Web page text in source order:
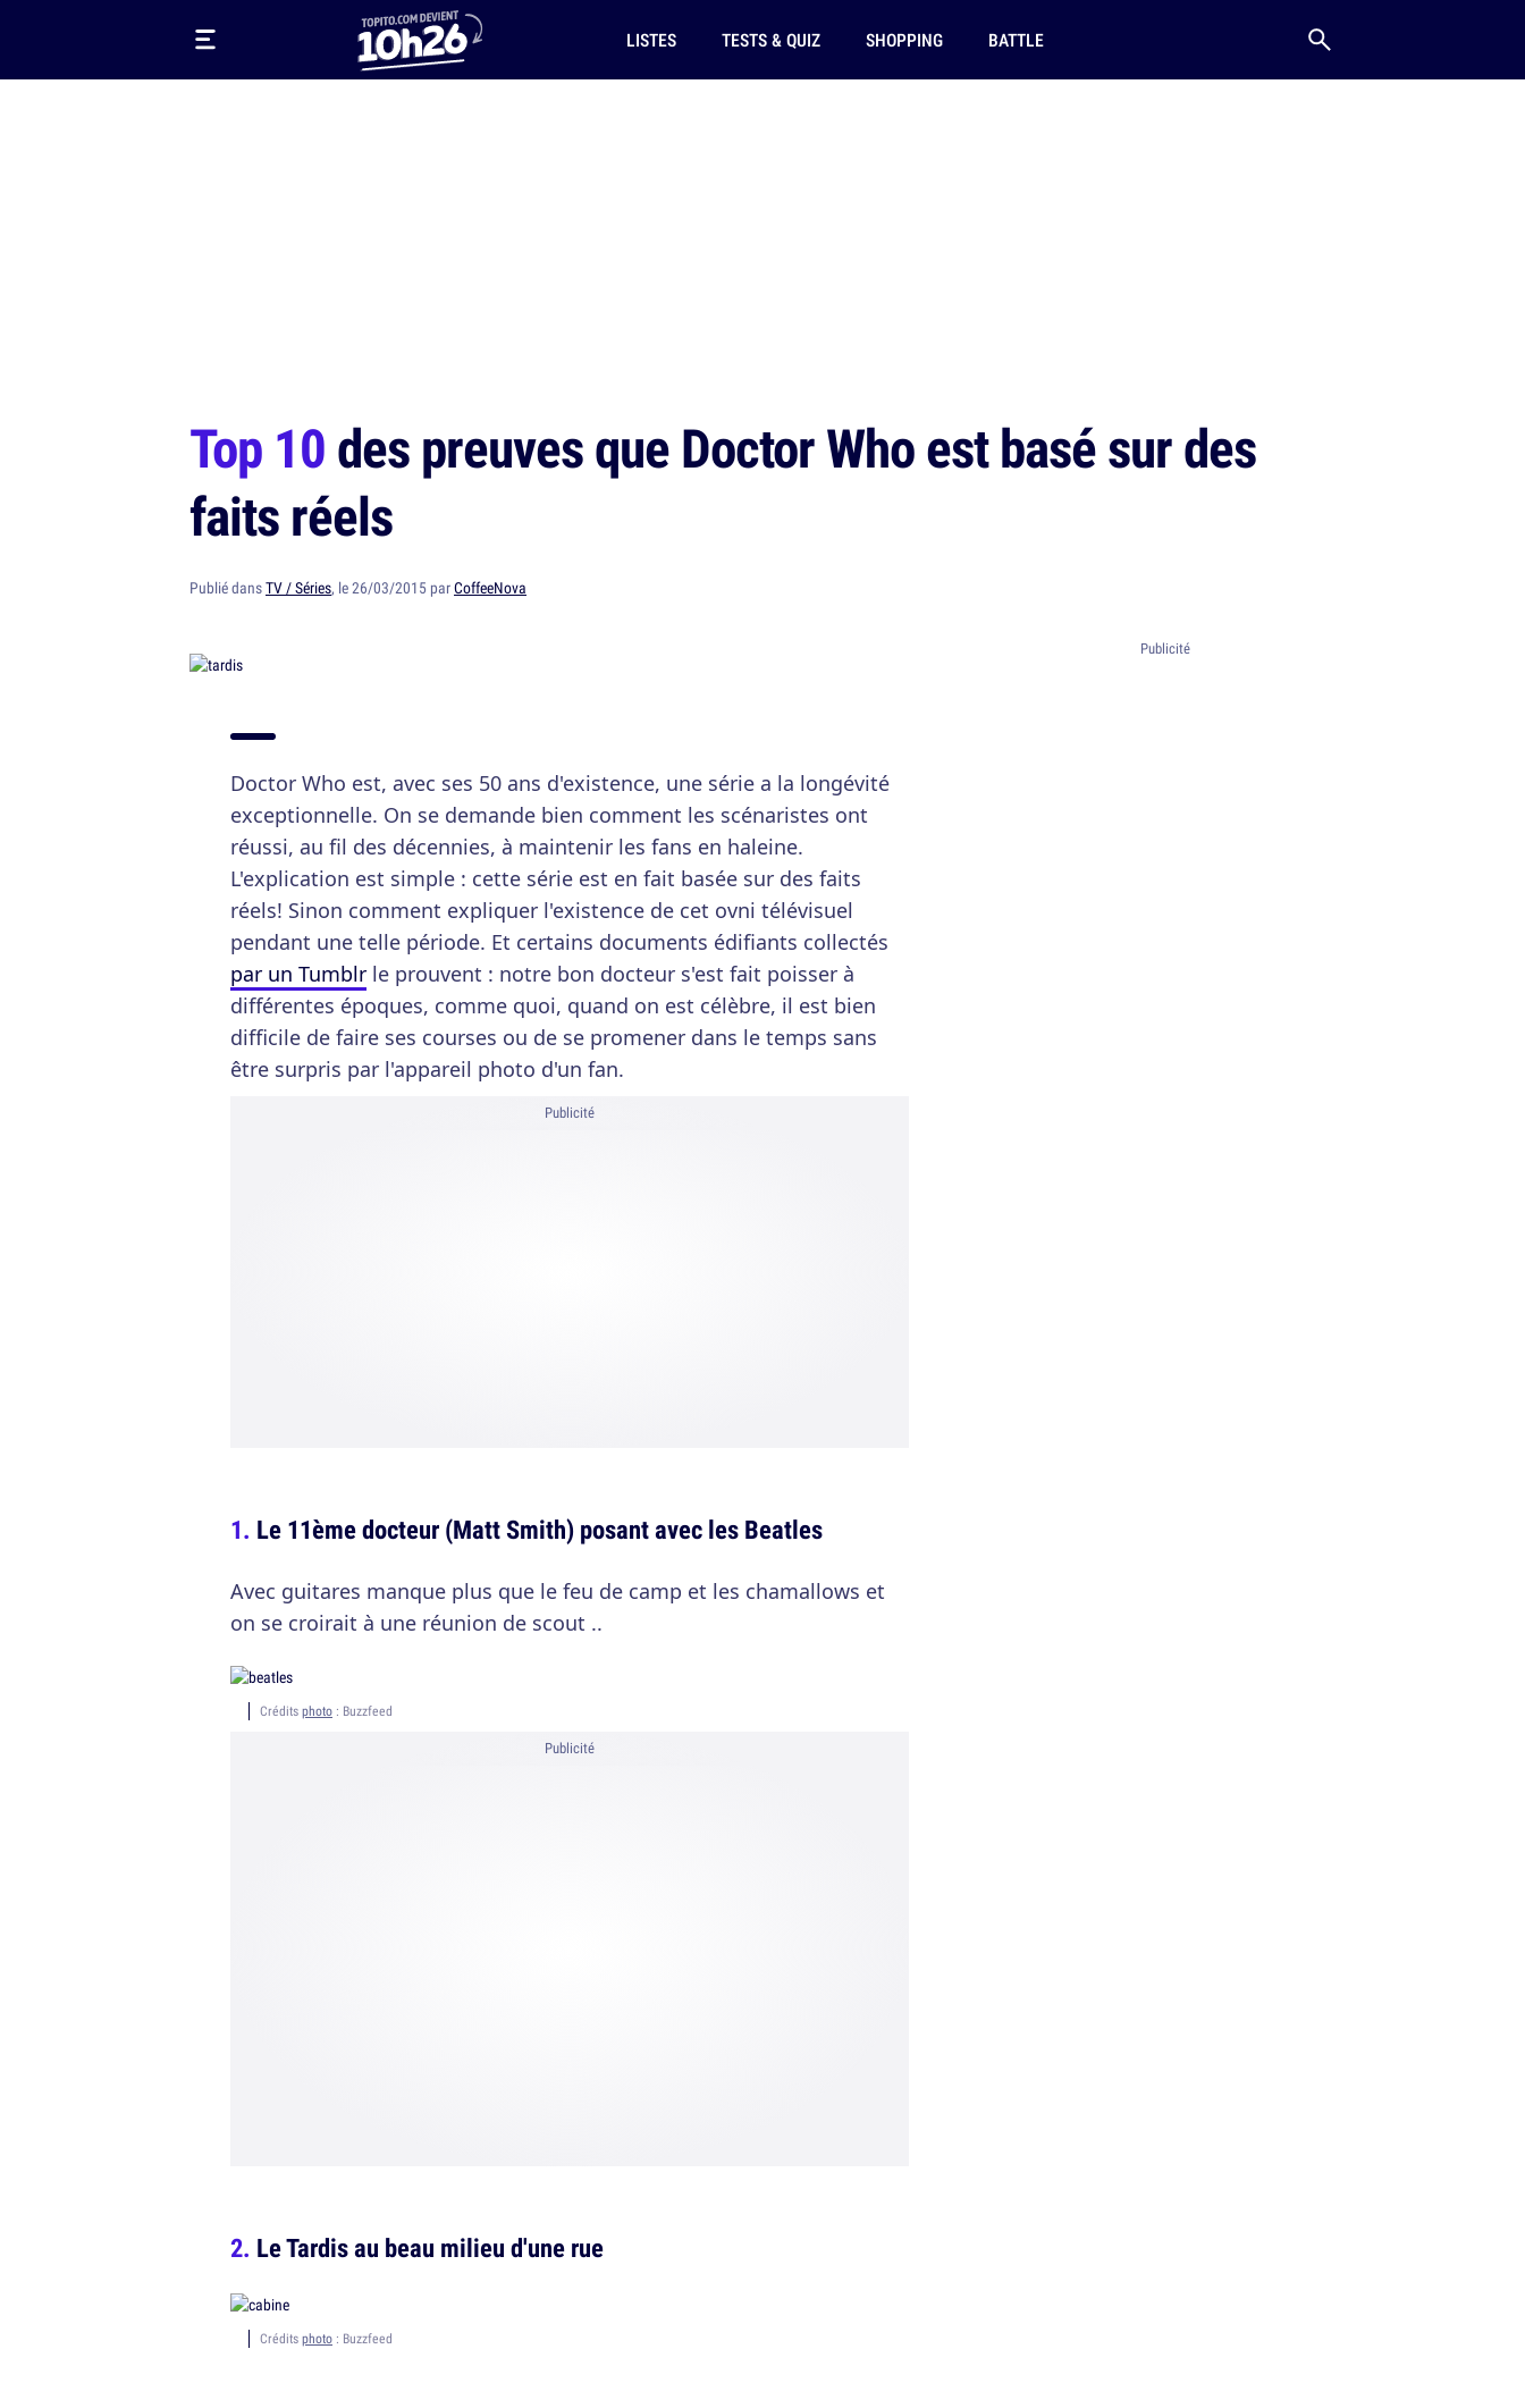
LISTES TESTS & QUIZ SHOPPING BATTLE
Top 10des preuves que Doctor Who est basé sur des
faits réels
Publié dansTV / Séries, le 26/03/2015 parCoffeeNova
Doctor Who est, avec ses 50 ans d'existence, une série a la longévité
exceptionnelle. On se demande bien comment les scénaristes ont
réussi, au fil des décennies, à maintenir les fans en haleine.
L'explication est simple : cette série est en fait basée sur des faits
réels! Sinon comment expliquer l'existence de cet ovni télévisuel
pendant une telle période. Et certains documents édifiants collectés
par un Tumblr le prouvent : notre bon docteur s'est fait poisser à
différentes époques, comme quoi, quand on est célèbre, il est bien
difficile de faire ses courses ou de se promener dans le temps sans
être surpris par l'appareil photo d'un fan.
Publicité
Le 11ème docteur (Matt Smith) posant avec les Beatles
Avec guitares manque plus que le feu de camp et les chamallows et
on se croirait à une réunion de scout ..
Crédits photo : Buzzfeed
Publicité
Le Tardis au beau milieu d'une rue
Crédits photo : Buzzfeed